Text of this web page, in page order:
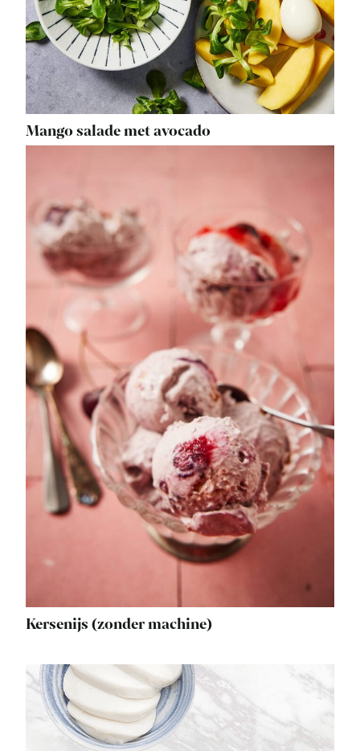
Mango salade met avocado
Kersenijs (zonder machine)